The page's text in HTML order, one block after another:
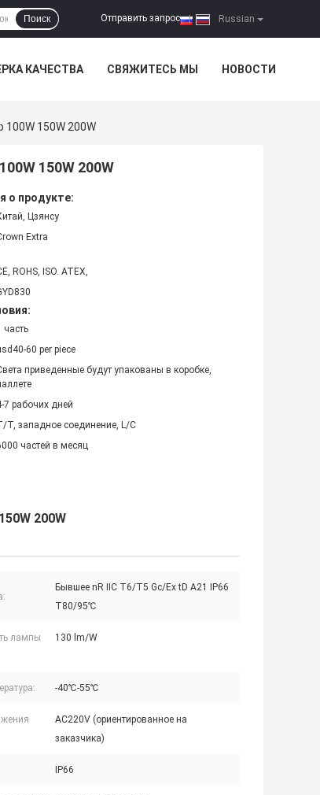
Russian
Отправить запрос |
Поиск
КАЧЕСТВА СВЯЖИТЕСЬ МЫ НОВОСТИ
150W 200W
150W 200W
о продукте:
Цзянсу
Extra
ROHS, ISO. ATEX,
часть
60 per piece
приведенные будут упакованы в коробке,
7 рабочих дней
T, западное соединение, L/C
частей в месяц
200W
Бывшее nR IIC T6/T5 Gc/Ex tD A21 IP66
T80/95℃
лампы
130 lm/W
-40℃-55℃
AC220V (ориентированное на
заказчика)
IP66